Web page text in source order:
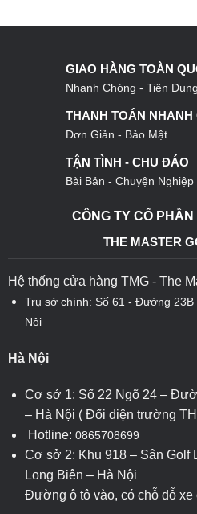
GIAO HÀNG TOÀN
Nhanh Chóng - Tiện Dụng
THANH TOÁN NHANH
Đơn Giản - Bảo Mật
TẬN TÌNH - CHU ĐÁO
Bài Bản - Chuyện Nghiệp
CÔNG TY CỔ PHẦN
THE MASTER
Hệ thống cửa hàng TMG - The
Trụ sở chính: Số 61 - Đường
Nội
Hà Nội
Cơ sở 1: Số 22 Ngõ 24 –
– Hà Nội ( Đối diện trường
Hotline: 0865708699
Cơ sở 2: Khu 918 – Sân Golf
Long Biên – Hà Nội
Đường ô tô vào, có chỗ đỗ xe